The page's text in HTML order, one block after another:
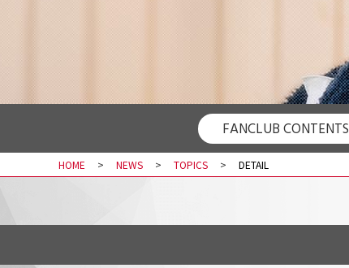
FANCLUB CONTENTS
HOME NEWS TOPICS DETAIL